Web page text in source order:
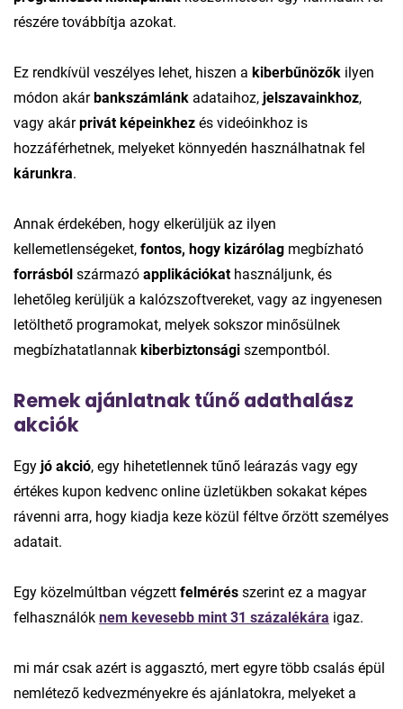
részére továbbítja azokat.
Ez rendkívül veszélyes lehet, hiszen a kiberbűnözők ilyen
módon akárbankszámlánk adataihoz, jelszavainkhoz,
vagy akárprivát képeinkhez és videóinkhoz is
hozzáférhetnek, melyeket könnyedén használhatnak fel
kárunkra.
Annak érdekében, hogy elkerüljük az ilyen
kellemetlenségeket, fontos, hogy kizárólag megbízható
forrásból származó applikációkathasználjunk, és
lehetőleg kerüljük a kalózszoftvereket, vagy az ingyenesen
letölthető programokat, melyek sokszor minősülnek
megbízhatatlannak kiberbiztonsági szempontból.
Remek ajánlatnak tűnő adathalász
akciók
Egy jó akció, egy hihetetlennek tűnő leárazás vagy egy
értékes kupon kedvenc online üzletükben sokakat képes
rávenni arra, hogy kiadja keze közül féltve őrzött személyes
adatait.
Egy közelmúltban végzett felmérés szerint ez a magyar
felhasználók nem kevesebb mint 31 százalékára igaz.
mi már csak azért is aggasztó, mert egyre több csalás épül
nemlétező kedvezményekre és ajánlatokra, melyeket a